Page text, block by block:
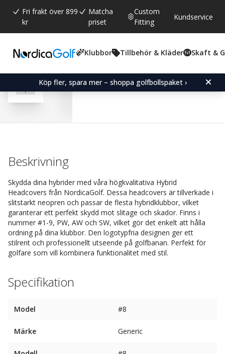
Fri frakt över 899
kr
Matcha
priset
Custom
Fitting
Kundservice
Klubbor Tillbehör & Kläder Skaft &
Köp fler, spara mer – shoppa golfbollspaket ›
Snittbetyg:
4.0 (röster:
23)
Hybrid Headcover-
Beskrivning
Skydda dina hybrider med våra högkvalitativa Hybrid
Headcovers från NordicaGolf. Dessa headcovers är tillverkade i
slitstarkt neopren och passar de flesta hybridklubbor, vilket
garanterar ett perfekt skydd mot slitage och skador. Finns i
nummer #1-9, PW, AW och SW, vilket gör det enkelt att hålla
ordning på dina klubbor. Den logotypfria designen ger ett
stilrent och professionellt utseende på golfbanan. Perfekt för
golfare som vill kombinera funktionalitet med stil.
Specifikation
Model #8
Märke Generic